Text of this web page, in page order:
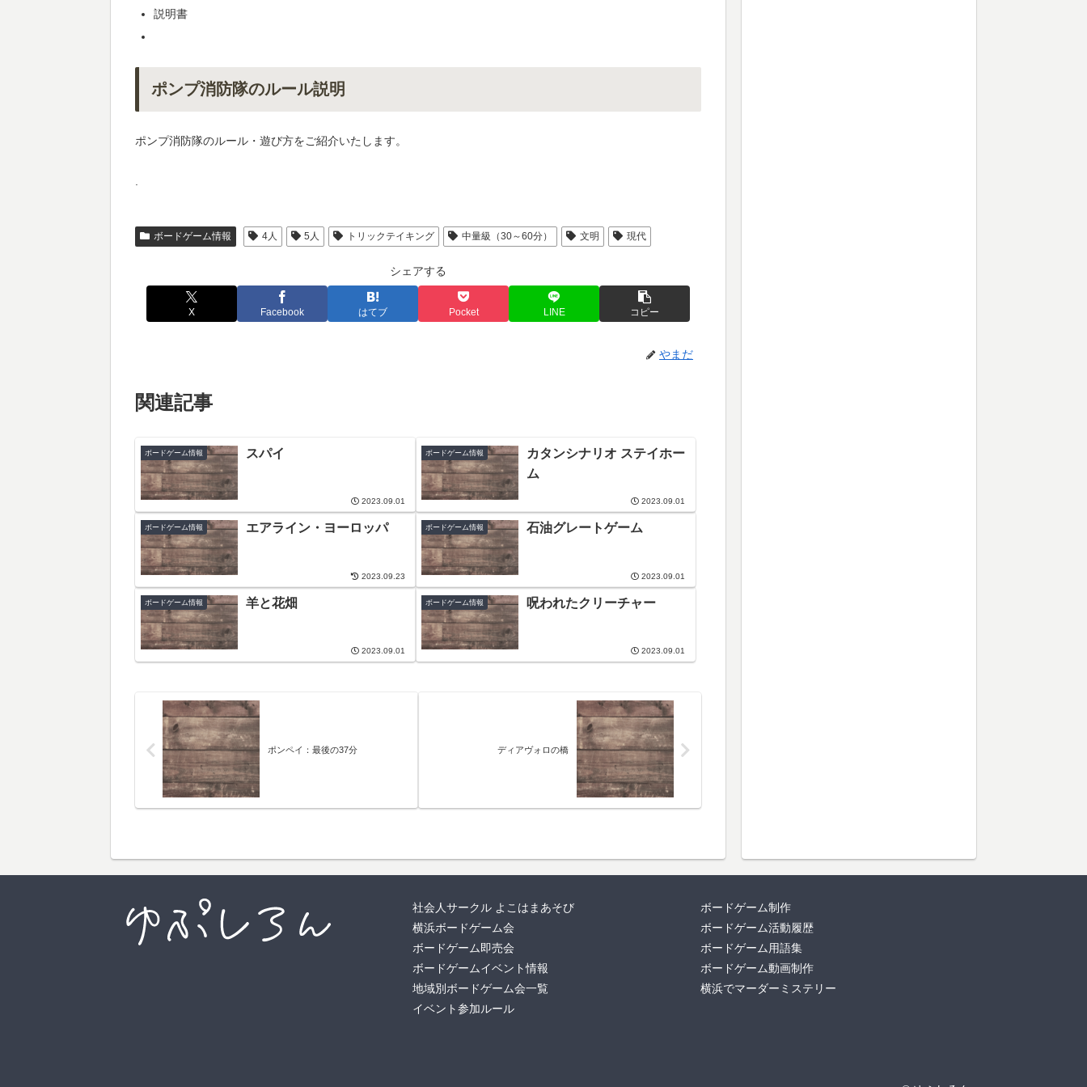
説明書
ポンプ消防隊のルール説明
ポンプ消防隊のルール・遊び方をご紹介いたします。
.
ボードゲーム情報 4人 5人 トリックテイキング 中量級（30～60分） 文明 現代
シェアする
X Facebook はてブ Pocket LINE コピー
やまだ
関連記事
ボードゲーム情報 スパイ
2023.09.01
ボードゲーム情報
カタンシナリオ ステイホー
ム
2023.09.01
ボードゲーム情報 エアライン・ヨーロッパ
2023.09.23
ボードゲーム情報 石油グレートゲーム
2023.09.01
ボードゲーム情報 羊と花畑
2023.09.01
ボードゲーム情報 呪われたクリーチャー
2023.09.01
ポンペイ：最後の37分 ディアヴォロの橋
社会人サークル よこはまあそび
横浜ボードゲーム会
ボードゲーム即売会
ボードゲームイベント情報
地域別ボードゲーム会一覧
イベント参加ルール
ボードゲーム制作
ボードゲーム活動履歴
ボードゲーム用語集
ボードゲーム動画制作
横浜でマーダーミステリー